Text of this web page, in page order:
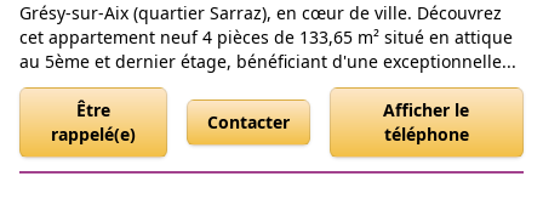
Grésy-sur-Aix (quartier Sarraz), en cœur de ville. Découvrez
cet appartement neuf 4 pièces de 133,65 m² situé en attique
au 5ème et dernier étage, bénéficiant d'une exceptionnelle...
Être
rappelé(e)
Contacter
Afficher le
téléphone